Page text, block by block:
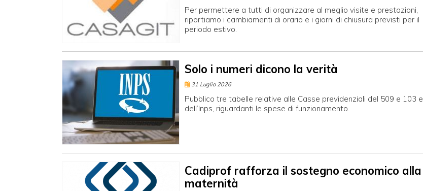
Per permettere a tutti di organizzare al meglio visite e prestazioni,
riportiamo i cambiamenti di orario e i giorni di chiusura previsti per il
periodo estivo.
Solo i numeri dicono la verità
31 Luglio 2026
Pubblico tre tabelle relative alle Casse previdenziali del 509 e 103 e
dell’Inps, riguardanti le spese di funzionamento.
Cadiprof rafforza il sostegno economico alla
maternità